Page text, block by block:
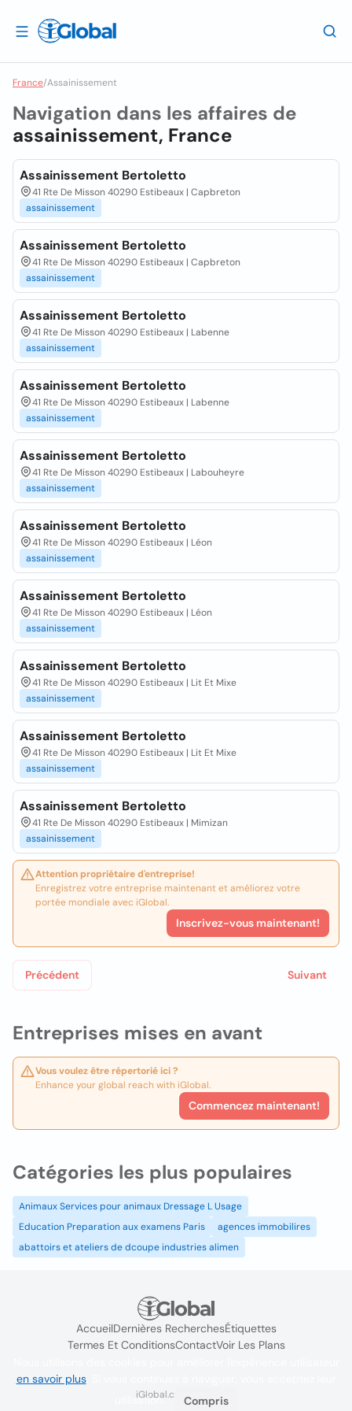
France/Assainissement
Entreprises mises en avant
Vous voulez être répertorié ici ?
Enhance your global reach with iGlobal.
Commencez maintenant!
Navigation dans les affaires de
assainissement, France
Assainissement Bertoletto
41 Rte De Misson 40290 Estibeaux | Capbreton
assainissement
Assainissement Bertoletto
41 Rte De Misson 40290 Estibeaux | Capbreton
assainissement
Assainissement Bertoletto
41 Rte De Misson 40290 Estibeaux | Labenne
assainissement
Assainissement Bertoletto
41 Rte De Misson 40290 Estibeaux | Labenne
assainissement
Assainissement Bertoletto
41 Rte De Misson 40290 Estibeaux | Labouheyre
assainissement
Assainissement Bertoletto
41 Rte De Misson 40290 Estibeaux | Léon
assainissement
Assainissement Bertoletto
41 Rte De Misson 40290 Estibeaux | Léon
assainissement
Assainissement Bertoletto
41 Rte De Misson 40290 Estibeaux | Lit Et Mixe
assainissement
Assainissement Bertoletto
41 Rte De Misson 40290 Estibeaux | Lit Et Mixe
assainissement
Assainissement Bertoletto
41 Rte De Misson 40290 Estibeaux | Mimizan
assainissement
Attention propriétaire d'entreprise!
Enregistrez votre entreprise maintenant et améliorez votre
portée mondiale avec iGlobal.
Inscrivez-vous maintenant!
Précédent Suivant
Catégories les plus populaires
Animaux Services pour animaux Dressage L Usage
Education Preparation aux examens Paris
agences immobilires
abattoirs et ateliers de dcoupe industries alimen
AccueilDernières RecherchesÉtiquettes
Termes Et ConditionsContactVoir Les Plans
iGlobal.co @ 2024
en savoir plus. Si vous continuez à naviguer, vous acceptez leur
utilisation.
Compris